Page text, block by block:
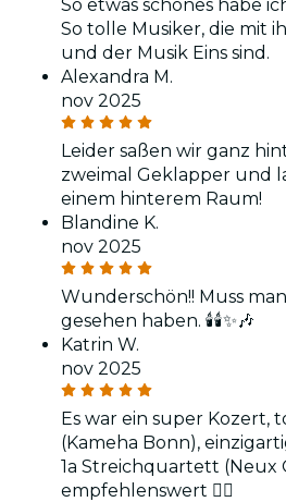
So etwas schönes habe
So tolle Musiker, die mit
und der Musik Eins sind.
Alexandra M.
nov 2025
Leider saßen wir ganz
zweimal Geklapper und
einem hinterem Raum!
Blandine K.
nov 2025
Wunderschön!! Muss
gesehen haben. 🕯️🕯️✨🎶
Katrin W.
nov 2025
Es war ein super Kozert,
(Kameha Bonn),
1a Streichquartett
empfehlenswert 👍🏻